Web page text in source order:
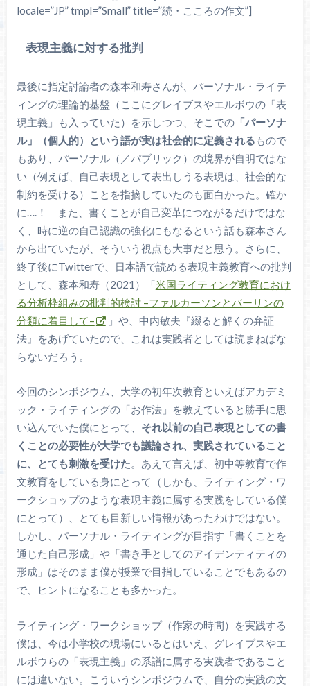
locale=”JP” tmpl=”Small” title=”続・こころの作文”]
表現主義に対する批判
最後に指定討論者の森本和寿さんが、パーソナル・ライテ
ィングの理論的基盤（ここにグレイブスやエルボウの「表
現主義」も入っていた）を示しつつ、そこでの「パーソナ
ル」（個人的）という語が実は社会的に定義される もので
もあり、パーソナル（／パブリック）の境界が自明ではな
い（例えば、自己表現として表出しうる表現は、社会的な
制約を受ける）ことを指摘していたのも面白かった。確か
に….！ また、書くことが自己変革につながるだけではな
く、時に逆の自己認識の強化にもなるという話も森本さん
から出ていたが、そういう視点も大事だと思う。さらに、
終了後にTwitterで、日本語で読める表現主義教育への批判
として、森本和寿（2021）「米国ライティング教育におけ
る分析枠組みの批判的検討 –ファルカーソンとバーリンの
分類に着目して–
」や、中内敏夫『綴ると解くの弁証
法』をあげていたので、これは実践者としては読まねばな
らないだろう。
今回のシンポジウム、大学の初年次教育といえばアカデミ
ック・ライティングの「お作法」を教えていると勝手に思
い込んでいた僕にとって、 それ以前の自己表現としての書
くことの必要性が大学でも議論され、実践されていること
に、とても刺激を受けた。あえて言えば、初中等教育で作
文教育をしている身にとって（しかも、ライティング・ワ
ークショップのような表現主義に属する実践をしている僕
にとって）、とても目新しい情報があったわけではない。
しかし、パーソナル・ライティングが目指す「書くことを
通じた自己形成」や「書き手としてのアイデンティティの
形成」はそのまま僕が授業で目指していることでもあるの
で、ヒントになることも多かった。
ライティング・ワークショップ（作家の時間）を実践する
僕は、今は小学校の現場にいるとはいえ、グレイブスやエ
ルボウらの「表現主義」の系譜に属する実践者であること
には違いない。こういうシンポジウムで、自分の実践の文